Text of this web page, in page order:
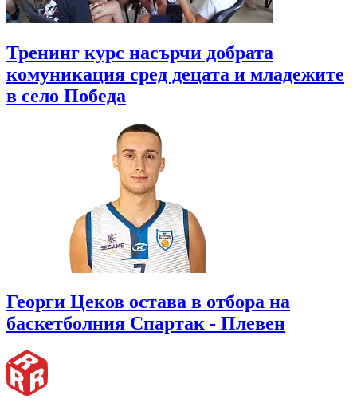
Тренинг курс насърчи добрата
комуникация сред децата и младежите
в село Победа
Георги Цеков остава в отбора на
баскетболния Спартак - Плевен